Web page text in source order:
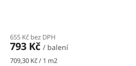
655 Kč bez DPH
793 Kč / balení
Měrná
709,30 Kč / 1 m2